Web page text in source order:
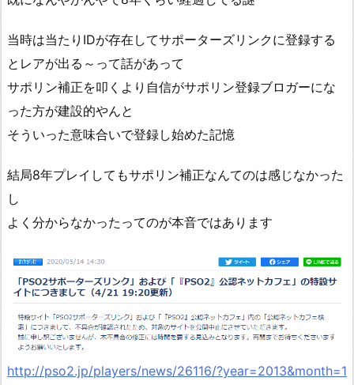
当時は当たりIDが存在してサポーターズリンクに登録する
とレアが出る～って話があって
サポリン補正を叩くより自信がサポリン登録ブロガーにな
った方が建設的やんと
そういった意味合いで登録し始めた記憶
結局8年プレイしてもサポリン補正なんてのは感じなかった
し
よく分からなかったってのが本音ではあります
http://pso2.jp/players/news/26116/?year=2013&month=1